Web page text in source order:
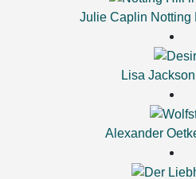
Julie Caplin Notting
Lisa Jackson
Alexander